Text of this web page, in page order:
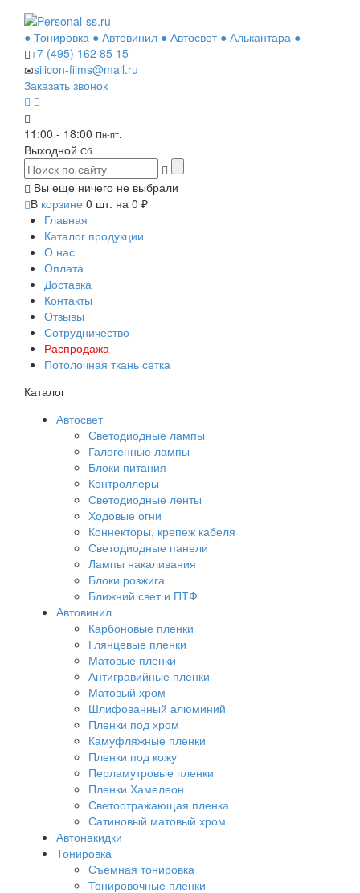
● Тонировка ● Автовинил ● Автосвет ● Алькантара ●
+7 (495) 162 85 15
silicon-films@mail.ru
Заказать звонок
11:00 - 18:00 Пн-пт.
Выходной Сб.
Вы еще ничего не выбрали
В корзине 0 шт. на 0 ₽
Главная
Каталог продукции
О нас
Оплата
Доставка
Контакты
Отзывы
Сотрудничество
Распродажа
Потолочная ткань сетка
Каталог
Автосвет
Светодиодные лампы
Галогенные лампы
Блоки питания
Контроллеры
Светодиодные ленты
Ходовые огни
Коннекторы, крепеж кабеля
Светодиодные панели
Лампы накаливания
Блоки розжига
Ближний свет и ПТФ
Автовинил
Карбоновые пленки
Глянцевые пленки
Матовые пленки
Антигравийные пленки
Матовый хром
Шлифованный алюминий
Пленки под хром
Камуфляжные пленки
Пленки под кожу
Перламутровые пленки
Пленки Хамелеон
Светоотражающая пленка
Сатиновый матовый хром
Автонакидки
Тонировка
Съемная тонировка
Тонировочные пленки